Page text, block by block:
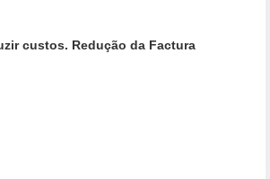
custos. Redução da Factura